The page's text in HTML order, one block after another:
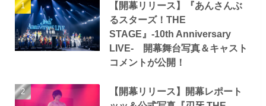
【開幕リリース】『あんさんぶ
るスターズ！THE
STAGE』-10th Anniversary
LIVE- 開幕舞台写真＆キャスト
コメントが公開！
【開幕リリース】開幕レポート